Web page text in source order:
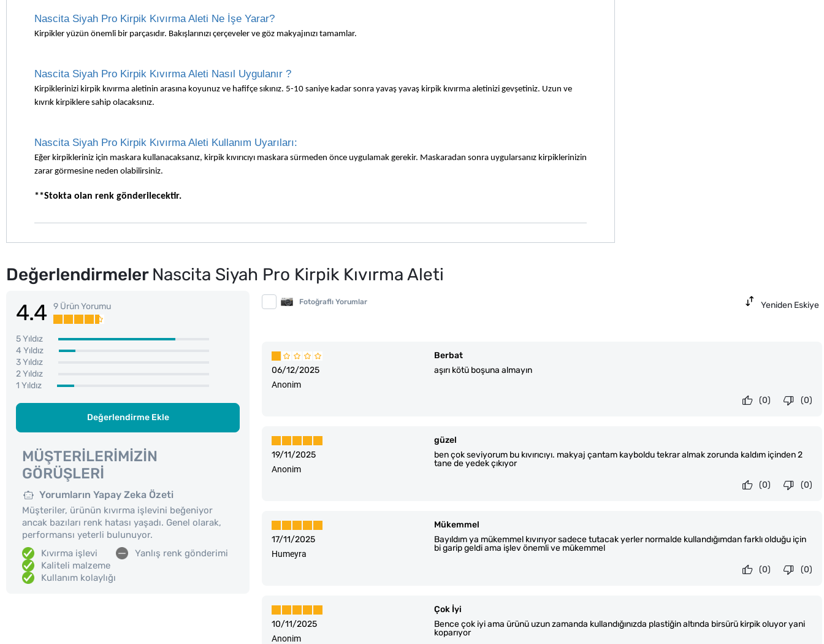
Nascita Siyah Pro Kirpik Kıvırma Aleti Ne İşe Yarar?
Kirpikler yüzün önemli bir parçasıdır. Bakışlarınızı çerçeveler ve göz makyajınızı tamamlar.
Nascita Siyah Pro Kirpik Kıvırma Aleti Nasıl Uygulanır ?
Kirpiklerinizi kirpik kıvırma aletinin arasına koyunuz ve hafifçe sıkınız. 5-10 saniye kadar sonra yavaş yavaş kirpik kıvırma aletinizi gevşetiniz. Uzun ve
kıvrık kirpiklere sahip olacaksınız.
Nascita Siyah Pro Kirpik Kıvırma Aleti Kullanım Uyarıları:
Eğer kirpikleriniz için maskara kullanacaksanız, kirpik kıvırıcıyı maskara sürmeden önce uygulamak gerekir. Maskaradan sonra uygularsanız kirpiklerinizin
zarar görmesine neden olabilirsiniz.
**Stokta olan renk gönderilecektir.
Değerlendirmeler Nascita Siyah Pro Kirpik Kıvırma Aleti
4.4 9 Ürün Yorumu
5 Yıldız
4 Yıldız
3 Yıldız
2 Yıldız
1 Yıldız
Değerlendirme Ekle
MÜŞTERILERIMIZIN
GÖRÜŞLERI
Yorumların Yapay Zeka Özeti
Müşteriler, ürünün kıvırma işlevini beğeniyor
ancak bazıları renk hatası yaşadı. Genel olarak,
performansı yeterli bulunuyor.
Kıvırma işlevi
Kaliteli malzeme
Kullanım kolaylığı
Yanlış renk gönderimi
Fotoğraflı Yorumlar Yeniden Eskiye
06/12/2025
Berbat
aşırı kötü boşuna almayın
Anonim
(0)
(0)
19/11/2025
güzel
ben çok seviyorum bu kıvırıcıyı. makyaj çantam kayboldu tekrar almak zorunda kaldım içinden 2
tane de yedek çıkıyor
Anonim
(0)
(0)
17/11/2025
Mükemmel
Bayıldım ya mükemmel kıvırıyor sadece tutacak yerler normalde kullandığımdan farklı olduğu için
bi garip geldi ama işlev önemli ve mükemmel
Humeyra
(0)
(0)
10/11/2025
Çok İyi
Bence çok iyi ama ürünü uzun zamanda kullandığınızda plastiğin altında birsürü kirpik oluyor yani
koparıyor
Anonim